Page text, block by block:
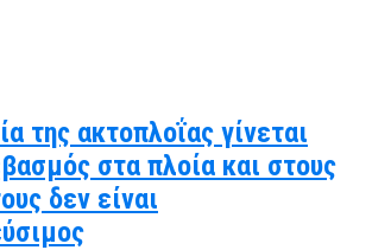
της ακτοπλοΐας γίνεται
στα πλοία και στους
δεν είναι